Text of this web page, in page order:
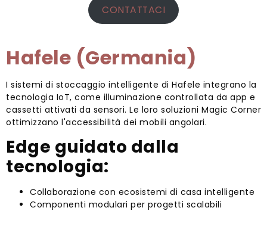
CONTATTACI
Hafele (Germania)
I sistemi di stoccaggio intelligente di Hafele integrano la
tecnologia IoT, come illuminazione controllata da app e
cassetti attivati ​​da sensori. Le loro soluzioni Magic Corner
ottimizzano l'accessibilità dei mobili angolari.
Edge guidato dalla
tecnologia:
Collaborazione con ecosistemi di casa intelligente
Componenti modulari per progetti scalabili